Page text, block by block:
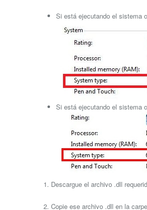
Si está ejecutando el sistema
Si está ejecutando el sistema
1. Descargue el archivo .dll
2. Copie ese archivo .dll en la